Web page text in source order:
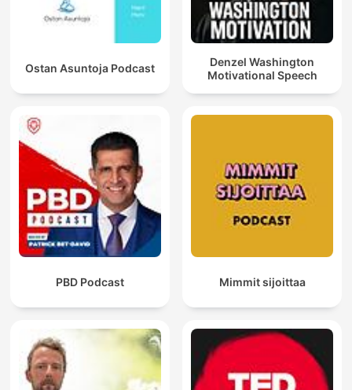
Ostan Asuntoja Podcast
Denzel Washington
Motivational Speech
PBD Podcast Mimmit sijoittaa